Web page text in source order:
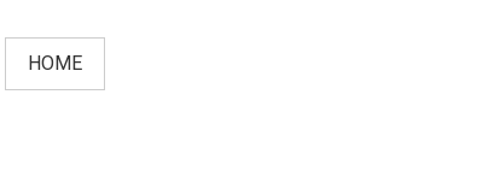
HOME